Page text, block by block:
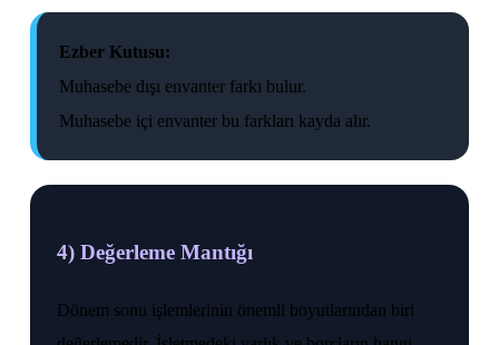
Ezber Kutusu:
Muhasebe dışı envanter farkı bulur.
Muhasebe içi envanter bu farkları kayda alır.
4) Değerleme Mantığı
Dönem sonu işlemlerinin önemli boyutlarından biri